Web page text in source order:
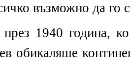
възможно да го
1940 година,
обикаляше